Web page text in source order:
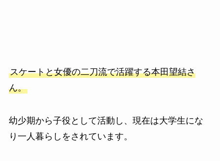
スケートと女優の二刀流で活躍する本田望結さ
ん。
幼少期から子役として活動し、現在は大学生にな
り一人暮らしをされています。